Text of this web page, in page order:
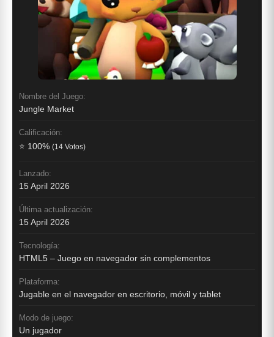
Nombre del Juego:
Jungle Market
Calificación:
⭐ 100% (14 Votos)
Lanzado:
15 April 2026
Última actualización:
15 April 2026
Tecnología:
HTML5 – Juego en navegador sin complementos
Plataforma:
Jugable en el navegador en escritorio, móvil y tablet
Modo de juego:
Un jugador